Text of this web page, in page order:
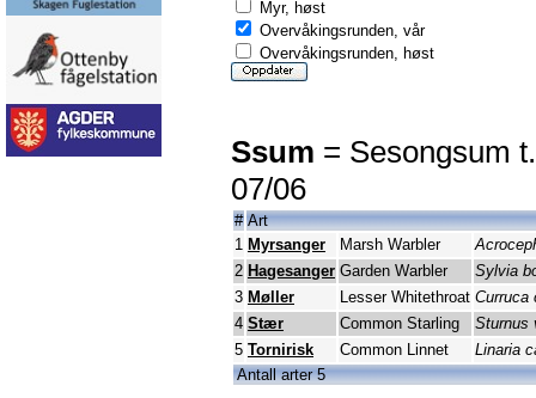
Myr, høst
Overvåkingsrunden, vår
Overvåkingsrunden, høst
Ssum = Sesongsum
07/06
# Art
1 Myrsanger Marsh Warbler
2 Hagesanger Garden Warbler
Sylvia
3 Møller Lesser Whitethroat Curruca
4 Stær Common Starling
Sturnus
5 Tornirisk Common Linnet
Linaria
Antall arter 5